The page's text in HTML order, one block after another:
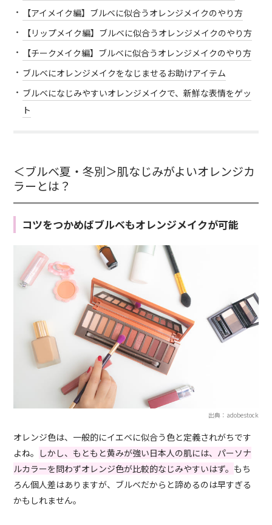
【アイメイク編】ブルベに似合うオレンジメイクのやり方
【リップメイク編】ブルベに似合うオレンジメイクのやり方
【チークメイク編】ブルベに似合うオレンジメイクのやり方
ブルベにオレンジメイクをなじませるお助けアイテム
ブルベになじみやすいオレンジメイクで、新鮮な表情をゲッ
ト
＜ブルベ夏・冬別＞肌なじみがよいオレンジカ
ラーとは？
コツをつかめばブルベもオレンジメイクが可能
出典：adobestock
オレンジ色は、一般的にイエベに似合う色と定義されがちです
よね。 しかし、もともと黄みが強い日本人の肌には、パーソナ
ルカラーを問わずオレンジ色が比較的なじみやすいはず。 もち
ろん個人差はありますが、ブルベだからと諦めるのは早すぎる
かもしれません。